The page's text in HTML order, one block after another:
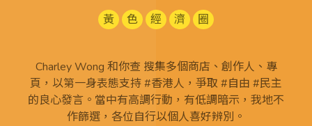
黃 色 經 濟 圈
Charley Wong 和你查 搜集多個商店、創作人、專
頁，以第一身表態支持 #香港人，爭取 #自由 #民主
的良心發言。當中有高調行動，有低調暗示，我地不
作篩選，各位自行以個人喜好辨別。